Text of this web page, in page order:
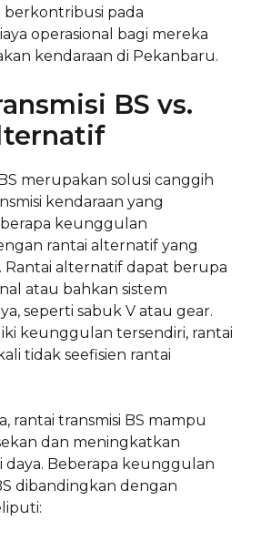
berkontribusi pada
operasional bagi mereka
kendaraan di Pekanbaru.
BS vs.
merupakan solusi canggih
kendaraan yang
keunggulan
rantai alternatif yang
Rantai alternatif dapat berupa
atau bahkan sistem
seperti sabuk V atau gear.
keunggulan tersendiri, rantai
tidak seefisien rantai
rantai transmisi BS mampu
dan meningkatkan
daya. Beberapa keunggulan
dibandingkan dengan